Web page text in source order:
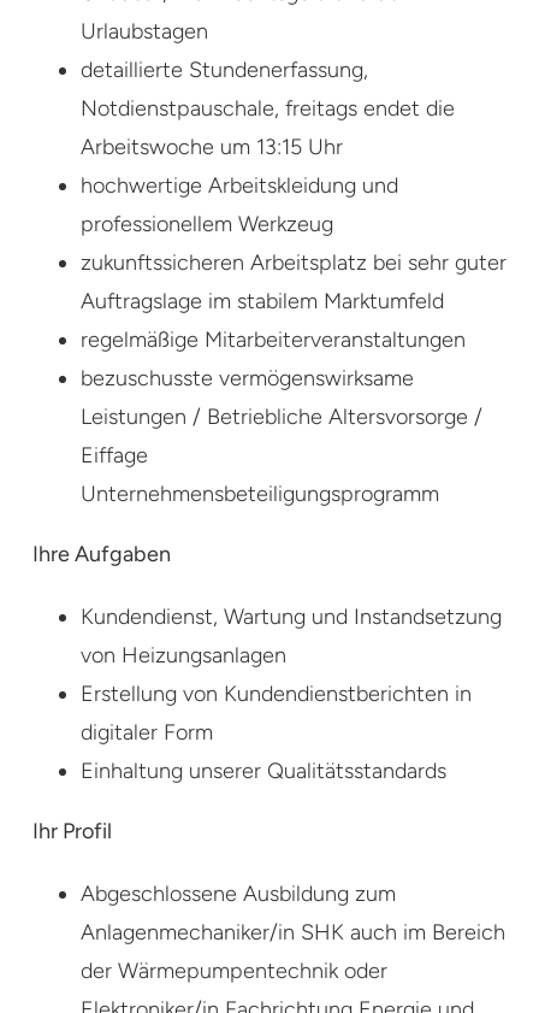
Urlaubstagen
detaillierte Stundenerfassung,
Notdienstpauschale, freitags endet die
Arbeitswoche um 13:15 Uhr
hochwertige Arbeitskleidung und
professionellem Werkzeug
zukunftssicheren Arbeitsplatz bei sehr guter
Auftragslage im stabilem Marktumfeld
regelmäßige Mitarbeiterveranstaltungen
bezuschusste vermögenswirksame
Leistungen / Betriebliche Altersvorsorge /
Eiffage
Unternehmensbeteiligungsprogramm
Ihre Aufgaben
Kundendienst, Wartung und Instandsetzung
von Heizungsanlagen
Erstellung von Kundendienstberichten in
digitaler Form
Einhaltung unserer Qualitätsstandards
Ihr Profil
Abgeschlossene Ausbildung zum
Anlagenmechaniker/in SHK auch im Bereich
der Wärmepumpentechnik oder